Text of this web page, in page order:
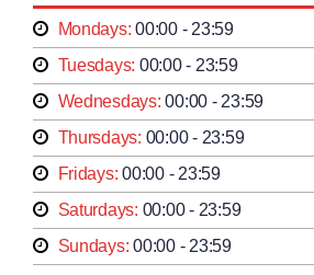
Mondays: 00:00 - 23:59
Tuesdays: 00:00 - 23:59
Wednesdays: 00:00 - 23:59
Thursdays: 00:00 - 23:59
Fridays: 00:00 - 23:59
Saturdays: 00:00 - 23:59
Sundays: 00:00 - 23:59